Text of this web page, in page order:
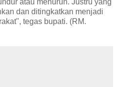
atau menurun. Justru yang
dan ditingkatkan menjadi
tegas bupati. (RM.